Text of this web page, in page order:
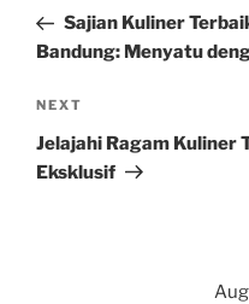
PostSajian Kuliner
Bandung: Menyatu
Next
Post
NEXT
Jelajahi Ragam Kuliner
Eksklusif